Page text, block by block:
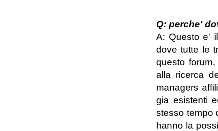
Q: perche'
A: Questo e'
dove tutte le
questo
alla ricerca
managers
gia esistenti
stesso tempo
hanno la